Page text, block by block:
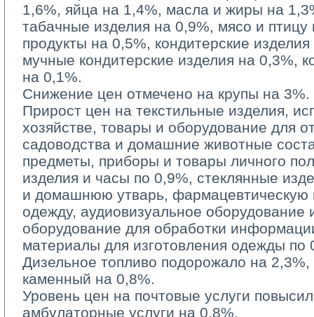
1,6%, яйца на 1,4%, масла и жиры на
табачные изделия на 0,9%, мясо и
продукты на 0,5%, кондитерские
мучные кондитерские изделия на 0,3%,
на 0,1%.
Снижение цен отмечено на крупы на 3%.
Прирост цен на текстильные изделия,
хозяйстве, товары и оборудование для
садоводства и домашние животные
предметы, приборы и товары личного
изделия и часы по 0,9%, стеклянные
и домашнюю утварь, фармацевтическую
одежду, аудиовизуальное оборудование
оборудование для обработки
материалы для изготовления одежды по
Дизельное топливо подорожало на
каменный на 0,8%.
Уровень цен на почтовые услуги
амбулаторные услуги на 0,8%.